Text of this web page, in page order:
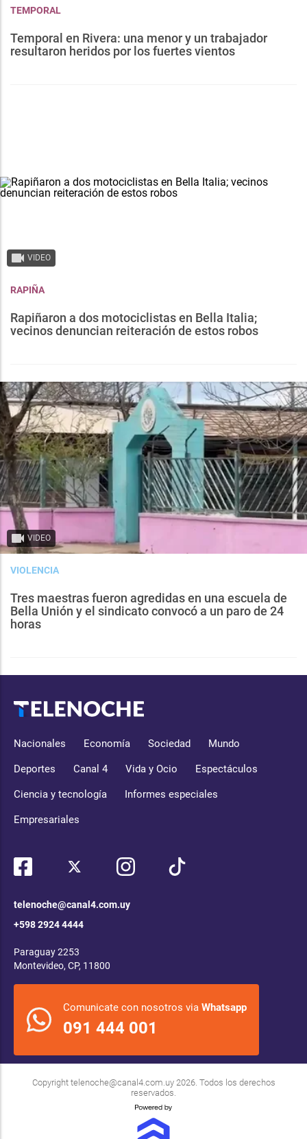
TEMPORAL
Temporal en Rivera: una menor y un trabajador
resultaron heridos por los fuertes vientos
VIDEO
RAPIÑA
Rapiñaron a dos motociclistas en Bella Italia;
vecinos denuncian reiteración de estos robos
VIDEO
VIOLENCIA
Tres maestras fueron agredidas en una escuela de
Bella Unión y el sindicato convocó a un paro de 24
horas
Nacionales Economía Sociedad Mundo
Deportes Canal 4 Vida y Ocio Espectáculos
Ciencia y tecnología Informes especiales
Empresariales
telenoche@canal4.com.uy
+598 2924 4444
Paraguay 2253
Montevideo, CP, 11800
Comunicate con nosotros via Whatsapp
091 444 001
Copyright telenoche@canal4.com.uy2026. Todos los derechos
reservados.